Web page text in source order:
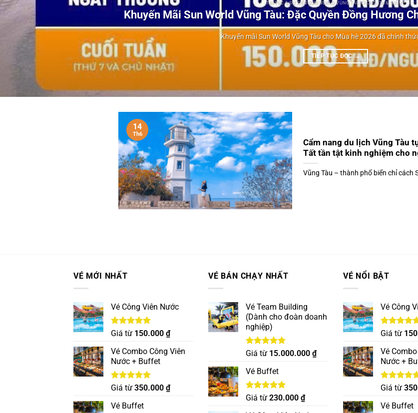
TIN TỨC & SỰ KIỆN SUN WORLD VŨNG TÀU THÔNG TIN & GIÁ VÉ
Khuyến Mãi Sun World Vũng Tàu: Đặc Quyền Đồng Hương
Khuyến mãi Sun World Vũng Tàu cho Mùa hè 2026 đã chính
TIẾP TỤC ĐỌC→
Cẩm nang du lịch Vũng Tàu
Tất tần tật kinh nghiệm cho
Vũng Tàu – thành phố biển chỉ cách
14
Th6
VÉ MỚI NHẤT
Vé Công Viên Nước
Được xếp
5 sao
Giá từ 150.000 ₫
Vé Combo Công Viên
Nước + Buffet
Được xếp
5 sao
Giá từ 350.000 ₫
Vé Buffet
VÉ BÁN CHẠY NHẤT
Vé Team Building
(Dành cho đoàn doanh
nghiệp)
Được xếp
5 sao
Giá từ 15.000.000 ₫
Vé Buffet
Được xếp
Giá từ 230.000 ₫
VÉ NỔI BẬT
Vé Công
Được xếp
5 sao
Giá từ
Vé
Nước +
Được xếp
5 sao
Giá từ
Vé Buffet